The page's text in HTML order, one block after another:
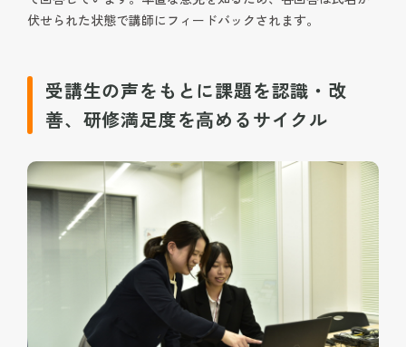
伏せられた状態で講師にフィードバックされます。
受講生の声をもとに課題を認識・改
善、研修満足度を高めるサイクル